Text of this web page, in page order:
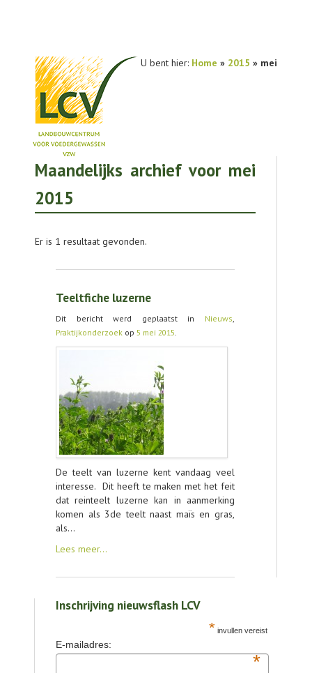
U bent hier: Home » 2015 » mei
NIEUWS
PRAKTIJKONDERZOEK
CONTACT
Maandelijks archief voor mei
2015
Er is 1 resultaat gevonden.
Teeltfiche luzerne
Dit bericht werd geplaatst in Nieuws,
Praktijkonderzoek op 5 mei 2015.
De teelt van luzerne kent vandaag veel
interesse. Dit heeft te maken met het feit
dat reinteelt luzerne kan in aanmerking
komen als 3de teelt naast maïs en gras,
als…
Lees meer…
Inschrijving nieuwsflash LCV
* invullen vereist
E-mailadres:
*